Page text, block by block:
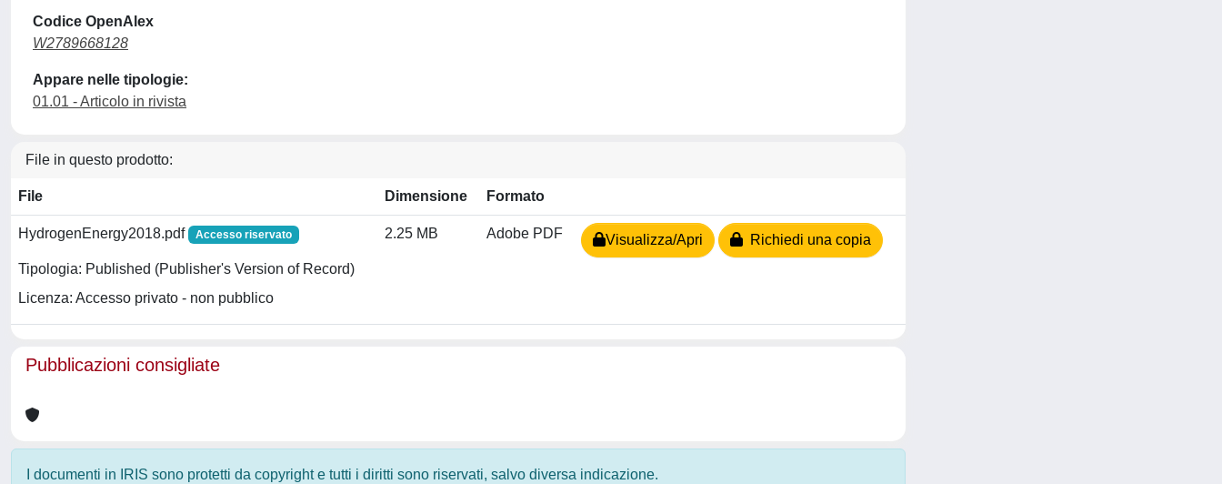
Codice OpenAlex
W2789668128
Appare nelle tipologie:
01.01 - Articolo in rivista
File in questo prodotto:
File Dimensione Formato
HydrogenEnergy2018.pdf Accesso riservato
Tipologia: Published (Publisher's Version of Record)
Licenza: Accesso privato - non pubblico
2.25 MB Adobe PDF Visualizza/Apri Richiedi una copia
Pubblicazioni consigliate
I documenti in IRIS sono protetti da copyright e tutti i diritti sono riservati, salvo diversa indicazione.